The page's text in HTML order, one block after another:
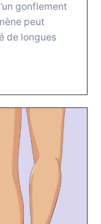
gonflement
peut
de longues